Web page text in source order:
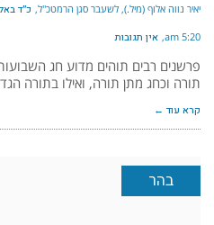
יאיר נווה אלוף (מיל.), לשעבר סגן הרמטכ"ל כ״ד
5:20 am אין תגובות
פרשנים רבים תוהים מדוע חג
תורה וכחג מתן תורה, ואילו בתורה
קרא עוד ←
בהר